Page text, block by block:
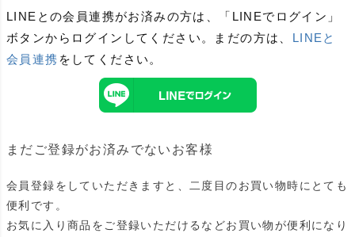
LINEとの会員連携がお済みの方は、「LINEでログイン」
ボタンからログインしてください。まだの方は、 LINEと
会員連携 をしてください。
まだご登録がお済みでないお客様
会員登録をしていただきますと、二度目のお買い物時にとても
便利です。
お気に入り商品をご登録いただけるなどお買い物が便利になり